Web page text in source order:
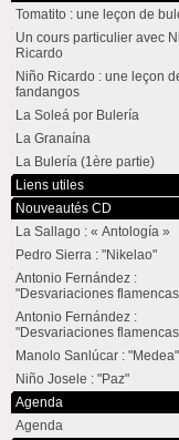
Tomatito : une leçon de
Un cours particulier avec
Ricardo
Niño Ricardo : une leçon
fandangos
La Soleá por Bulería
La Granaína
La Bulería (1ère partie)
Liens utiles
Nouveautés CD
La Sallago : « Antología »
Pedro Sierra : "Nikelao"
Antonio Fernández :
"Desvariaciones
Antonio Fernández :
"Desvariaciones
Manolo Sanlúcar : "Medea"
Niño Josele : "Paz"
Agenda
Agenda